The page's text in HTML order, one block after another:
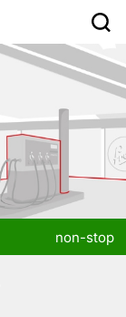
non-stop